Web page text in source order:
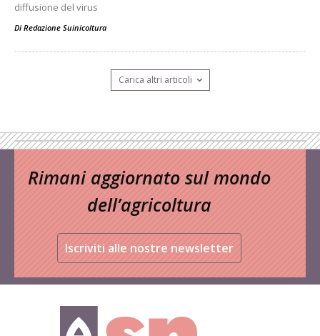
diffusione del virus
Di Redazione Suinicoltura -
Carica altri articoli
Rimani aggiornato sul mondo
dell’agricoltura
Iscriviti alle nostre newsletter